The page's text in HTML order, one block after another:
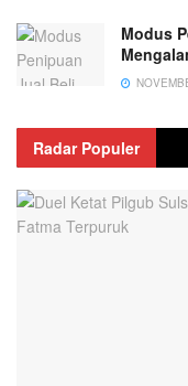
Modus
Radar Populer